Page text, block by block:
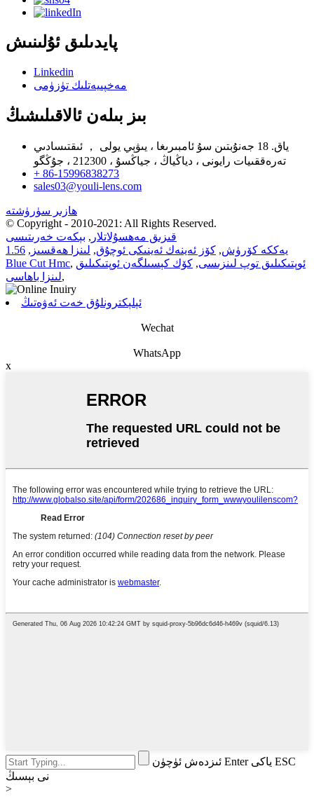
پايدىلىق ئۇلىنىش
Linkedin
مەخپىيەتلىك تۈزۈمى
بىز بىلەن ئالاقىلىشىڭ
ياق. 18 جەنۇبتىن سۇ ئامبىرىغا ، يىۋېي يولى ， ئىقتىسادىي
تەرەققىيات رايونى ، دياڭياڭ ، جياڭسۇ ، 212300 ، جۇڭگو
+ 86-15996838273
sales03@youli-lens.com
ھازىر سۈرۈشتە
© Copyright - 2010-2021: All Rights Reserved.
قىزىق مەھسۇلاتلار , بېكەت خەرىتىسى
يەككە كۆرۈش, كۆز ئەينەك ئەينىكى ئوچۇق, لىنزا ھەقسىز ,
1.56
Blue Cut Hmc, ئوپتىكىلىق توپ لىنزىسى, كۆك كېسىلگەن ئوپتىكىلىق
لىنزا باھاسى,
ئېلېكترونلۇق خەت ئەۋەتىڭ
Wechat
WhatsApp
x
ئىزدەش ئۈچۈن Enter ياكى ESC
نى بېسىڭ
>